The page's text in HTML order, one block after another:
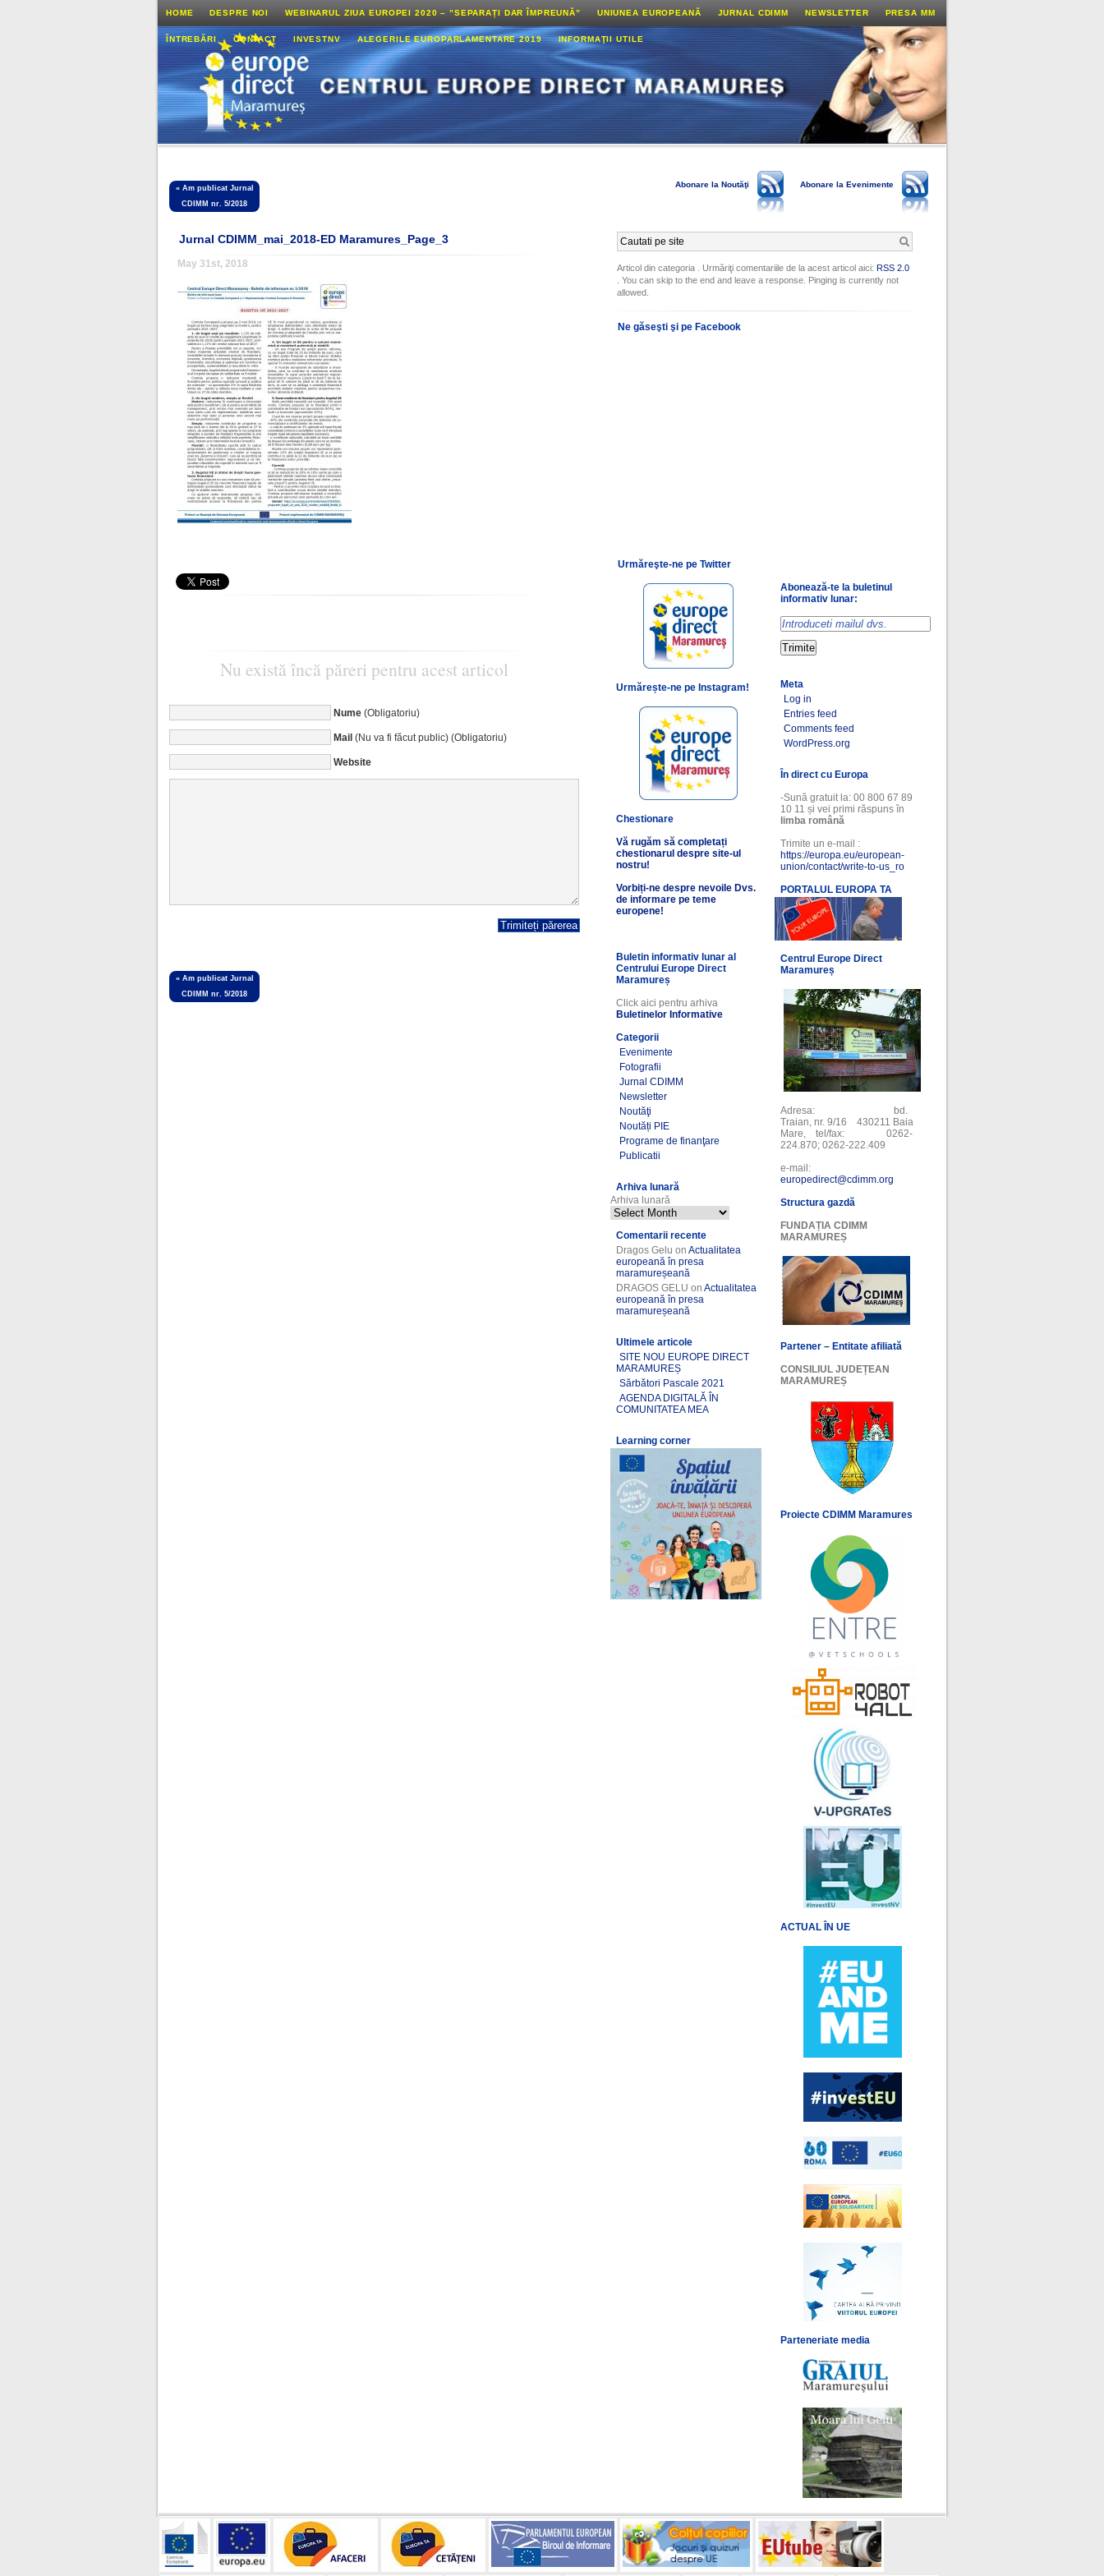
HOME DESPRE NOI WEBINARUL ZIUA EUROPEI 2020 – ”SEPARAȚI DAR ÎMPREUNĂ” UNIUNEA EUROPEANĂ JURNAL CDIMM NEWSLETTER PRESA MM
ÎNTREBĂRI CONTACT INVESTNV ALEGERILE EUROPARLAMENTARE 2019 INFORMAŢII UTILE
« Am publicat Jurnal
CDIMM nr. 5/2018
Jurnal CDIMM_mai_2018-ED Maramures_Page_3
May 31st, 2018
Nu există încă păreri pentru acest articol
Nume(Obligatoriu)
Mail(Nu va fi făcut public) (Obligatoriu)
Website
« Am publicat Jurnal
CDIMM nr. 5/2018
Abonare la Noutăţi Abonare la Evenimente
Articol din categoria . Urmăriţi comentariile de la acest articol aici:RSS 2.0
. You can skip to the end and leave a response. Pinging is currently not
allowed.
Ne găseşti şi pe Facebook
Urmăreşte-ne pe Twitter
Urmărește-ne pe Instagram!
Chestionare
Vă rugăm să completați
chestionarul despre site-ul
nostru!
Vorbiți-ne despre nevoile Dvs.
de informare pe teme
europene!
Buletin informativ lunar al
Centrului Europe Direct
Maramureș
Click aici pentru arhiva
Buletinelor Informative
Categorii
Evenimente
Fotografii
Jurnal CDIMM
Newsletter
Noutăţi
Noutăți PIE
Programe de finanţare
Publicatii
Arhiva lunară
Arhiva lunară
Comentarii recente
Dragos Gelu onActualitatea
europeană în presa
maramureșeană
DRAGOS GELU onActualitatea
europeană în presa
maramureșeană
Ultimele articole
SITE NOU EUROPE DIRECT
MARAMUREȘ
Sărbători Pascale 2021
AGENDA DIGITALĂ ÎN
COMUNITATEA MEA
Learning corner
Abonează-te la buletinul
informativ lunar:
Meta
Log in
Entries feed
Comments feed
WordPress.org
În direct cu Europa
-Sună gratuit la: 00 800 67 89
10 11 și vei primi răspuns în
limba română
Trimite un e-mail :
https://europa.eu/european-
union/contact/write-to-us_ro
PORTALUL EUROPA TA
Centrul Europe Direct
Maramureș
Adresa: bd.
Traian, nr. 9/16 430211 Baia
Mare, tel/fax: 0262-
224.870; 0262-222.409
e-mail:
europedirect@cdimm.org
Structura gazdă
FUNDAȚIA CDIMM
MARAMUREȘ
Partener – Entitate afiliată
CONSILIUL JUDEȚEAN
MARAMUREȘ
Proiecte CDIMM Maramures
ACTUAL ÎN UE
Parteneriate media